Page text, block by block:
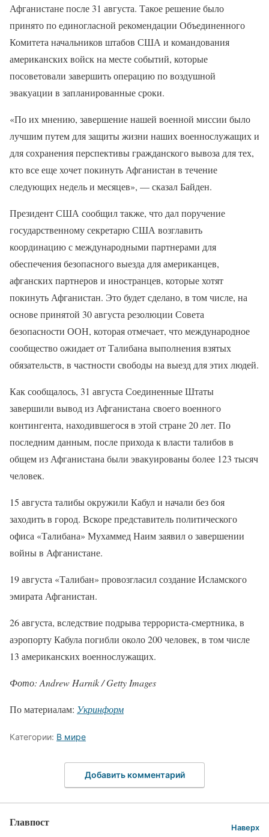
Афганистане после 31 августа. Такое решение было
принято по единогласной рекомендации Объединенного
Комитета начальников штабов США и командования
американских войск на месте событий, которые
посоветовали завершить операцию по воздушной
эвакуации в запланированные сроки.
«По их мнению, завершение нашей военной миссии было
лучшим путем для защиты жизни наших военнослужащих и
для сохранения перспективы гражданского вывоза для тех,
кто все еще хочет покинуть Афганистан в течение
следующих недель и месяцев», — сказал Байден.
Президент США сообщил также, что дал поручение
государственному секретарю США возглавить
координацию с международными партнерами для
обеспечения безопасного выезда для американцев,
афганских партнеров и иностранцев, которые хотят
покинуть Афганистан. Это будет сделано, в том числе, на
основе принятой 30 августа резолюции Совета
безопасности ООН, которая отмечает, что международное
сообщество ожидает от Талибана выполнения взятых
обязательств, в частности свободы на выезд для этих людей.
Как сообщалось, 31 августа Соединенные Штаты
завершили вывод из Афганистана своего военного
контингента, находившегося в этой стране 20 лет. По
последним данным, после прихода к власти талибов в
общем из Афганистана были эвакуированы более 123 тысяч
человек.
15 августа талибы окружили Кабул и начали без боя
заходить в город. Вскоре представитель политического
офиса «Талибана» Мухаммед Наим заявил о завершении
войны в Афганистане.
19 августа «Талибан» провозгласил создание Исламского
эмирата Афганистан.
26 августа, вследствие подрыва террориста-смертника, в
аэропорту Кабула погибли около 200 человек, в том числе
13 американских военнослужащих.
Фото: Andrew Harnik / Getty Images
По материалам: Укринформ
Категории: В мире
Добавить комментарий
Главпост Наверх